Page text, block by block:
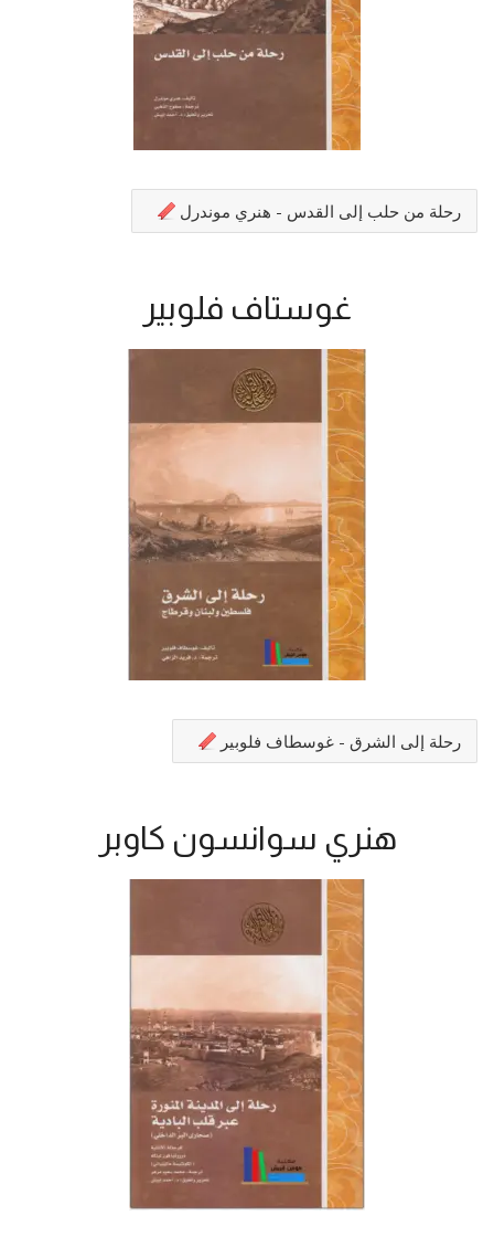
رحلة من حلب إلى القدس - هنري موندرل
غوستاف فلوبير
رحلة إلى الشرق - غوسطاف فلوبير
هنري سوانسون كاوبر